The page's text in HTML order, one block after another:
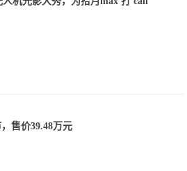
售价39.48万元